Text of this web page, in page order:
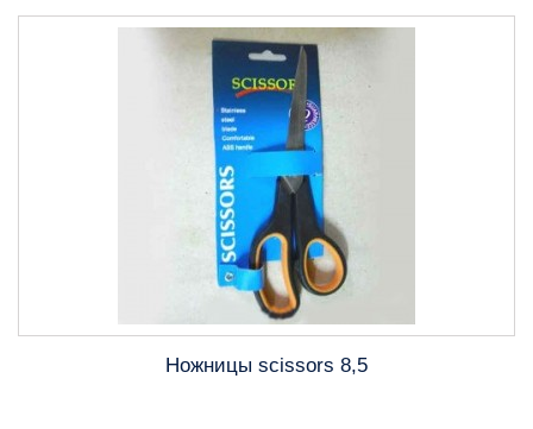
Ножницы scissors 8,5